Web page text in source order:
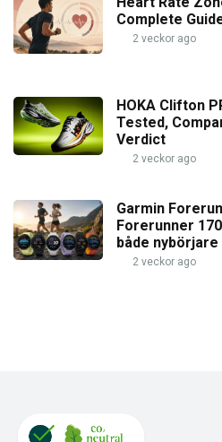
Complete
2 veckor ago
HOKA Clifton
Tested,
Verdict
2 veckor ago
Garmin
Forerunner
både
2 veckor ago